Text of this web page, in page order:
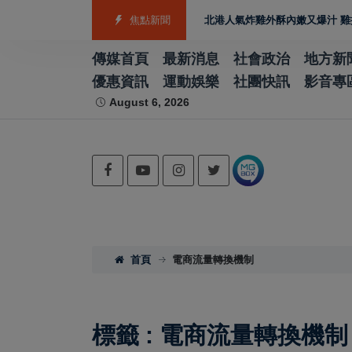
焦點新聞
雲林宵夜美食 北港人氣炸雞外酥內嫩又爆汁 雞排、小
傳媒首頁 最新消息 社會政治
地方新
優惠資訊
運動娛樂 社團快訊 影音專
August 6, 2026
首頁 電商流量轉換機制
標籤 : 電商流量轉換機制